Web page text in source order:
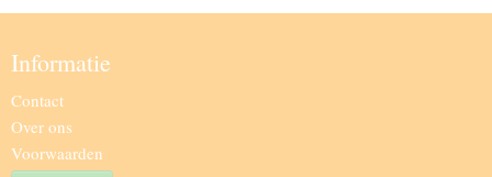
Informatie
Contact
Over ons
Voorwaarden